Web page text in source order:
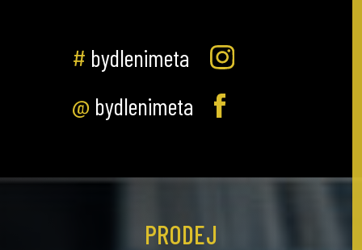
# bydlenimeta
@ bydlenimeta
PRODEJ